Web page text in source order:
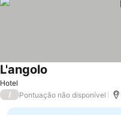
Hotel
L'angolo
/ Pontuação não disponível